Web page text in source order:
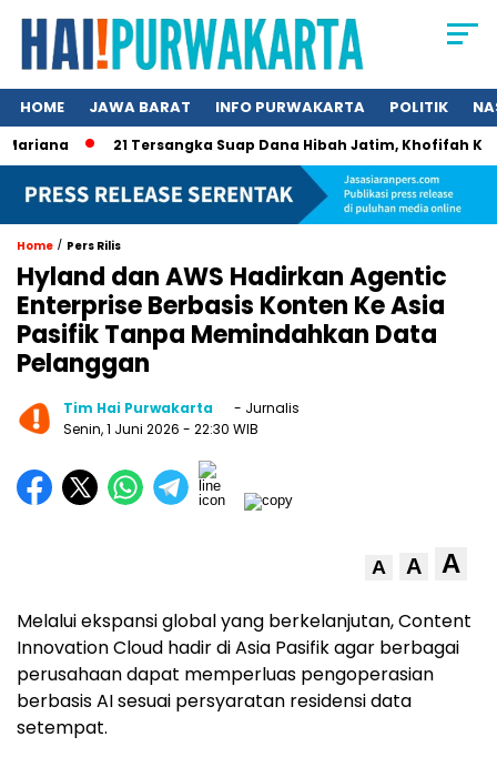
HOME JAWA BARAT INFO PURWAKARTA POLITIK
21 Tersangka Suap Dana Hibah Jatim, Khofifah Kini
Home / Pers Rilis
Hyland dan AWS Hadirkan Agentic
Enterprise Berbasis Konten Ke Asia
Pasifik Tanpa Memindahkan Data
Pelanggan
Tim Hai Purwakarta
- Jurnalis
Senin, 1 Juni 2026 - 22:30 WIB
A A A
Melalui ekspansi global yang berkelanjutan, Content
Innovation Cloud hadir di Asia Pasifik agar berbagai
perusahaan dapat memperluas pengoperasian
berbasis AI sesuai persyaratan residensi data
setempat.